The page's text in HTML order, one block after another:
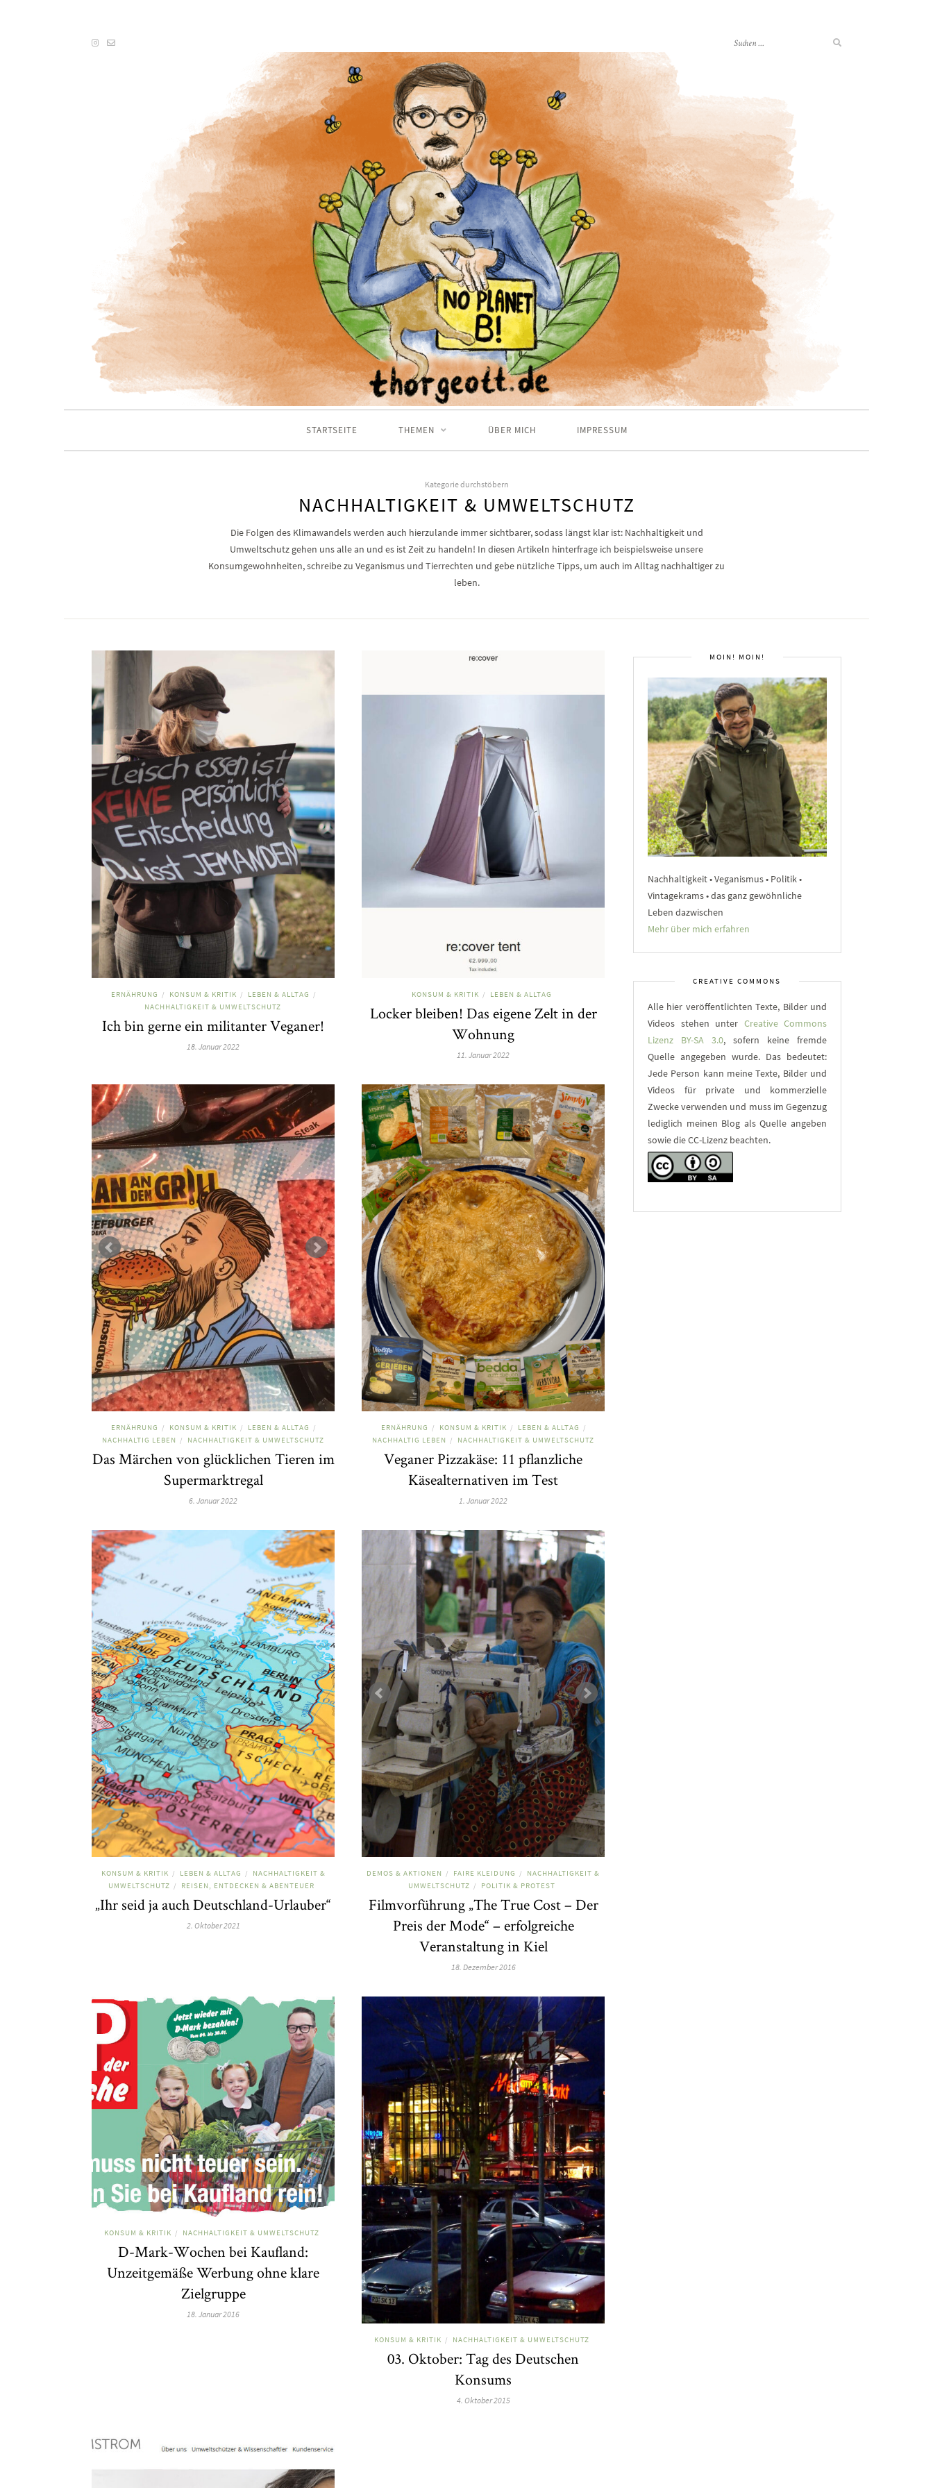
STARTSEITE THEMEN ÜBER MICH IMPRESSUM
Kategorie durchstöbern
NACHHALTIGKEIT & UMWELTSCHUTZ
Die Folgen des Klimawandels werden auch hierzulande immer sichtbarer, sodass längst klar ist: Nachhaltigkeit und
Umweltschutz gehen uns alle an und es ist Zeit zu handeln! In diesen Artikeln hinterfrage ich beispielsweise unsere
Konsumgewohnheiten, schreibe zu Veganismus und Tierrechten und gebe nützliche Tipps, um auch im Alltag nachhaltiger zu
leben.
ERNÄHRUNG / KONSUM & KRITIK / LEBEN & ALLTAG /
NACHHALTIGKEIT & UMWELTSCHUTZ
Ich bin gerne ein militanter Veganer!
18. Januar 2022
KONSUM & KRITIK / LEBEN & ALLTAG
Locker bleiben! Das eigene Zelt in der
Wohnung
11. Januar 2022
ERNÄHRUNG / KONSUM & KRITIK / LEBEN & ALLTAG /
NACHHALTIG LEBEN / NACHHALTIGKEIT & UMWELTSCHUTZ
Das Märchen von glücklichen Tieren im
Supermarktregal
6. Januar 2022
ERNÄHRUNG / KONSUM & KRITIK / LEBEN & ALLTAG /
NACHHALTIG LEBEN / NACHHALTIGKEIT & UMWELTSCHUTZ
Veganer Pizzakäse: 11 pflanzliche
Käsealternativen im Test
1. Januar 2022
KONSUM & KRITIK / LEBEN & ALLTAG /
NACHHALTIGKEIT &
UMWELTSCHUTZ / REISEN, ENTDECKEN & ABENTEUER
„Ihr seid ja auch Deutschland-Urlauber“
2. Oktober 2021
DEMOS & AKTIONEN / FAIRE KLEIDUNG /
NACHHALTIGKEIT &
UMWELTSCHUTZ / POLITIK & PROTEST
Filmvorführung „The True Cost – Der
Preis der Mode“ – erfolgreiche
Veranstaltung in Kiel
18. Dezember 2016
KONSUM & KRITIK / NACHHALTIGKEIT & UMWELTSCHUTZ
D-Mark-Wochen bei Kaufland:
Unzeitgemäße Werbung ohne klare
Zielgruppe
18. Januar 2016
KONSUM & KRITIK / NACHHALTIGKEIT & UMWELTSCHUTZ
03. Oktober: Tag des Deutschen
Konsums
4. Oktober 2015
MOIN! MOIN!
Nachhaltigkeit • Veganismus • Politik •
Vintagekrams • das ganz gewöhnliche
Leben dazwischen
Mehr über mich erfahren
CREATIVE COMMONS
Alle hier veröffentlichten Texte, Bilder und
Videos stehen unter Creative Commons
Lizenz BY-SA 3.0, sofern keine fremde
Quelle angegeben wurde. Das bedeutet:
Jede Person kann meine Texte, Bilder und
Videos für private und kommerzielle
Zwecke verwenden und muss im Gegenzug
lediglich meinen Blog als Quelle angeben
sowie die CC-Lizenz beachten.